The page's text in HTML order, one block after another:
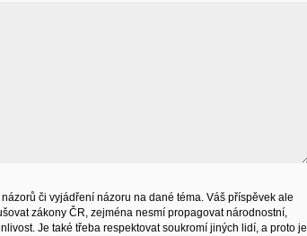
či vyjádření názoru na dané téma. Váš příspěvek ale
zákony ČR, zejména nesmí propagovat národnostní,
Je také třeba respektovat soukromí jiných lidí, a proto je